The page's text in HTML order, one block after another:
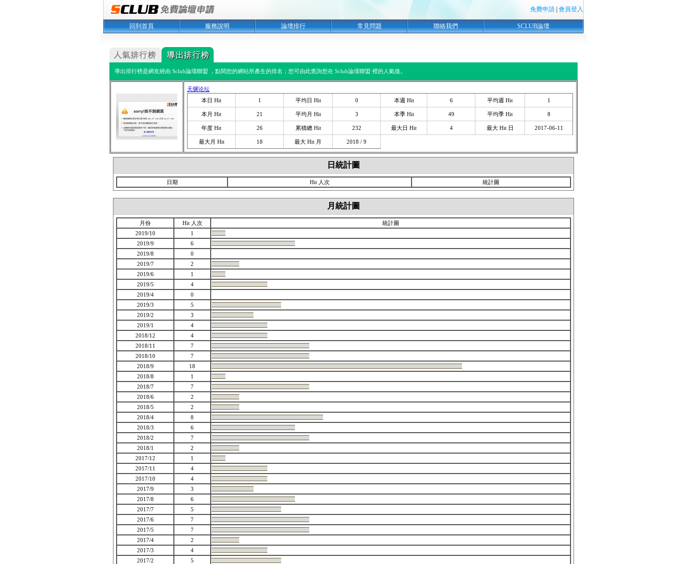
免費申請 會員登入
回到首頁 服務說明 論壇排行 常見問題 聯絡我們 SCLUB論壇
導出排行榜是網友經由 Sclub論壇聯盟 ，點閱您的網站所產生的排名；您可由此查詢您在 Sclub論壇聯盟 裡的人氣值。
天骥论坛
本日 Hit
1 平均日 Hit 0 本週 Hit 6 平均週 Hit 1
本月 Hit 21 平均月 Hit 3 本季 Hit 49 平均季 Hit 8
年度 Hit 26 累積總 Hit 232 最大日 Hit 4 最大 Hit 日 2017-06-11
最大月 Hit 18 最大 Hit 月 2018 / 9
日統計圖
日期 Hit 人次 統計圖
月統計圖
月份 Hit 人次
統計圖
2019/10
1
2019/9
6
2019/8
0
2019/7
2
2019/6
1
2019/5
4
2019/4
0
2019/3
5
2019/2
3
2019/1
4
2018/12
4
2018/11
7
2018/10
7
2018/9
18
2018/8
1
2018/7
7
2018/6
2
2018/5
2
2018/4
8
2018/3
6
2018/2
7
2018/1
2
2017/12
1
2017/11
4
2017/10
4
2017/9
3
2017/8
6
2017/7
5
2017/6
7
2017/5
7
2017/4
2
2017/3
4
2017/2
5